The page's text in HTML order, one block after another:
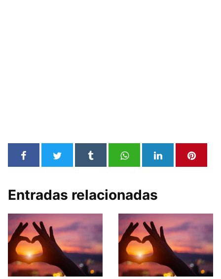
Entradas relacionadas